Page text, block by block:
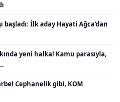
başladı: İlk aday Hayati Ağca'dan
yeni halka! Kamu parasıyla,
Cephanelik gibi, KOM